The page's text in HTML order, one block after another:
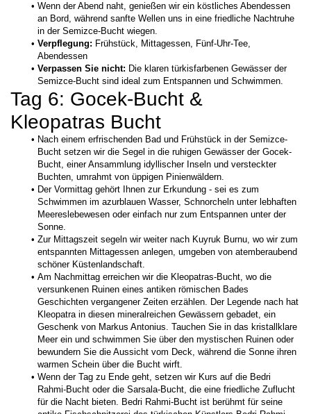
Wenn der Abend naht, genießen wir ein köstliches Abendessen
an Bord, während sanfte Wellen uns in eine friedliche Nachtruhe
in der Semizce-Bucht wiegen.
Verpflegung: Frühstück, Mittagessen, Fünf-Uhr-Tee,
Abendessen
Verpassen Sie nicht: Die klaren türkisfarbenen Gewässer der
Semizce-Bucht sind ideal zum Entspannen und Schwimmen.
Tag 6: Gocek-Bucht &
Kleopatras Bucht
Nach einem erfrischenden Bad und Frühstück in der Semizce-
Bucht setzen wir die Segel in die ruhigen Gewässer der Gocek-
Bucht, einer Ansammlung idyllischer Inseln und versteckter
Buchten, umrahmt von üppigen Pinienwäldern.
Der Vormittag gehört Ihnen zur Erkundung - sei es zum
Schwimmen im azurblauen Wasser, Schnorcheln unter lebhaften
Meereslebewesen oder einfach nur zum Entspannen unter der
Sonne.
Zur Mittagszeit segeln wir weiter nach Kuyruk Burnu, wo wir zum
entspannten Mittagessen anlegen, umgeben von atemberaubend
schöner Küstenlandschaft.
Am Nachmittag erreichen wir die Kleopatras-Bucht, wo die
versunkenen Ruinen eines antiken römischen Bades
Geschichten vergangener Zeiten erzählen. Der Legende nach hat
Kleopatra in diesen mineralreichen Gewässern gebadet, ein
Geschenk von Markus Antonius. Tauchen Sie in das kristallklare
Meer ein und schwimmen Sie über den mystischen Ruinen oder
bewundern Sie die Aussicht vom Deck, während die Sonne ihren
warmen Schein über die Bucht wirft.
Wenn der Tag zu Ende geht, setzen wir Kurs auf die Bedri
Rahmi-Bucht oder die Sarsala-Bucht, die eine friedliche Zuflucht
für die Nacht bieten. Bedri Rahmi-Bucht ist berühmt für seine